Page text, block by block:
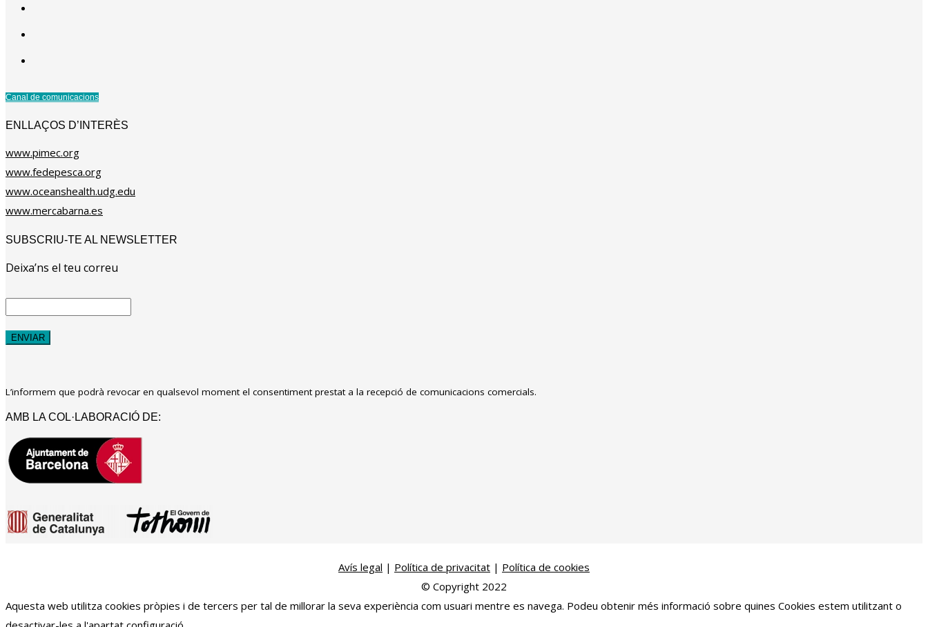
Canal de comunicacions
ENLLAÇOS D’INTERÈS
www.pimec.org
www.fedepesca.org
www.oceanshealth.udg.edu
www.mercabarna.es
SUBSCRIU-TE AL NEWSLETTER
Deixa’ns el teu correu
L’informem que podrà revocar en qualsevol moment el consentiment prestat a la recepció de comunicacions comercials.
AMB LA COL·LABORACIÓ DE:
Avís legal | Política de privacitat | Política de cookies
© Copyright 2022
Aquesta web utilitza cookies pròpies i de tercers per tal de millorar la seva experiència com usuari mentre es navega. Podeu obtenir més informació sobre quines Cookies estem utilitzant o